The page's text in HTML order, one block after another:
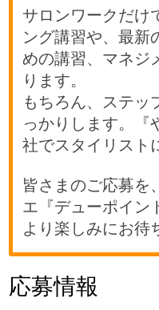
サロンワークだけ
ング講習や、最新
めの講習、マネジ
ります。
もちろん、ステッ
っかりします。『
社でスタイリスト
皆さまのご応募を
エ『デューポイン
より楽しみにお待
応募情報